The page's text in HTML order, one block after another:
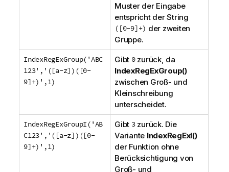
Muster der Eingabe
entspricht der String
([0-9]+) der zweiten
Gruppe.
IndexRegExGroup('ABC
123','([a-z])([0-
9]+)',1)
Gibt 0zurück, da
IndexRegExGroup()
zwischen Groß- und
Kleinschreibung
unterscheidet.
IndexRegExGroupI('AB
C123','([a-z])([0-
9]+)',1)
Gibt 3zurück. Die
Variante IndexRegExI()
der Funktion ohne
Berücksichtigung von
Groß- und